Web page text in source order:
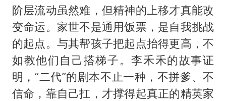
阶层流动虽然难，但精神的上移才真能改
变命运。家世不是通用饭票，是自我挑战
的起点。与其帮孩子把起点抬得更高，不
如教他们自己搭梯子。李禾禾的故事证
明，“二代”的剧本不止一种，不拼爹、不
信命，靠自己扛，才撑得起真正的精英家